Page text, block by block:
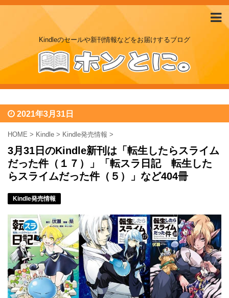
Kindleのセールや新刊情報などをお届けするブログ
2021年3月31日
HOME > Kindle > Kindle発売情報 >
3月31日のKindle新刊は「転生したらスライム
だった件（１７）」「転スラ日記 転生した
らスライムだった件（５）」など404冊
Kindle発売情報